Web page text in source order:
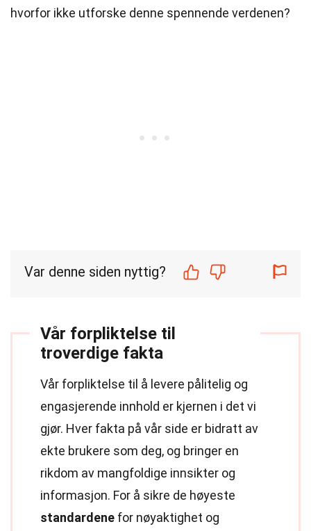
hvorfor ikke utforske denne spennende verdenen?
Var denne siden nyttig?
Vår forpliktelse til
troverdige fakta
Vår forpliktelse til å levere pålitelig og
engasjerende innhold er kjernen i det vi
gjør. Hver fakta på vår side er bidratt av
ekte brukere som deg, og bringer en
rikdom av mangfoldige innsikter og
informasjon. For å sikre de høyeste
standardene for nøyaktighet og